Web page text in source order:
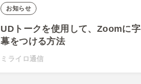
お知らせ
UDトークを使用して、Zoomに字
幕をつける方法
ミライロ通信